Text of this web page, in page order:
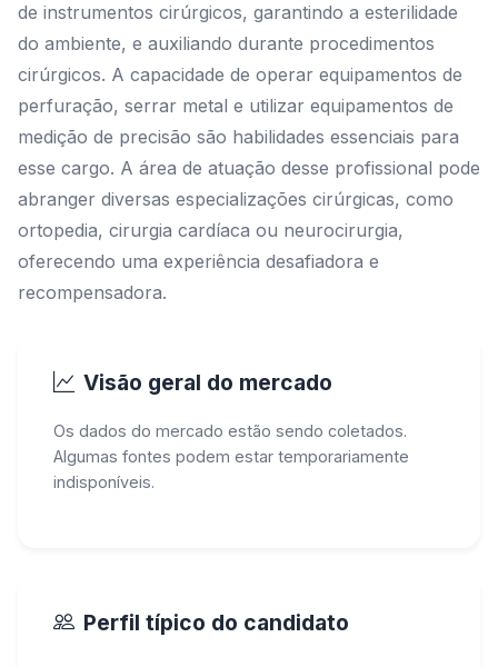
de instrumentos cirúrgicos, garantindo a esterilidade
do ambiente, e auxiliando durante procedimentos
cirúrgicos. A capacidade de operar equipamentos de
perfuração, serrar metal e utilizar equipamentos de
medição de precisão são habilidades essenciais para
esse cargo. A área de atuação desse profissional pode
abranger diversas especializações cirúrgicas, como
ortopedia, cirurgia cardíaca ou neurocirurgia,
oferecendo uma experiência desafiadora e
recompensadora.
Visão geral do mercado
Os dados do mercado estão sendo coletados.
Algumas fontes podem estar temporariamente
indisponíveis.
Perfil típico do candidato